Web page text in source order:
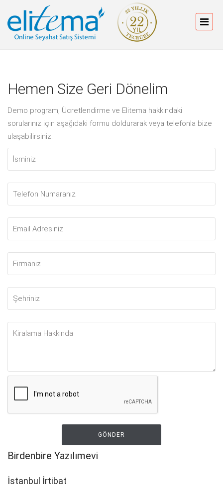
Hemen Size Geri Dönelim
Demo program, Ücretlendirme ve Elitema hakkındaki
sorularınız için aşağıdaki formu doldurarak veya telefonla bize
ulaşabilirsiniz.
Birdenbire Yazılımevi
İstanbul İrtibat